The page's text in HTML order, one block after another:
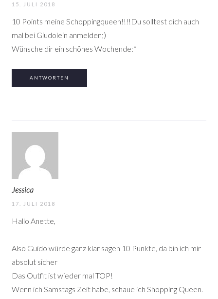
15. JULI 2018
10 Points meine Schoppingqueen!!!!Du solltest dich auch
mal bei Giudolein anmelden;)
Wünsche dir ein schönes Wochende:*
ANTWORTEN
Jessica
17. JULI 2018
Hallo Anette,
Also Guido würde ganz klar sagen 10 Punkte, da bin ich mir
absolut sicher
Das Outfit ist wieder mal TOP!
Wenn ich Samstags Zeit habe, schaue ich Shopping Queen.